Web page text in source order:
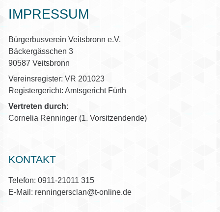
IMPRESSUM
Bürgerbusverein Veitsbronn e.V.
Bäckergässchen 3
90587 Veitsbronn
Vereinsregister: VR 201023
Registergericht: Amtsgericht Fürth
Vertreten durch:
Cornelia Renninger (1. Vorsitzendende)
KONTAKT
Telefon: 0911-21011 315
E-Mail: renningersclan@t-online.de